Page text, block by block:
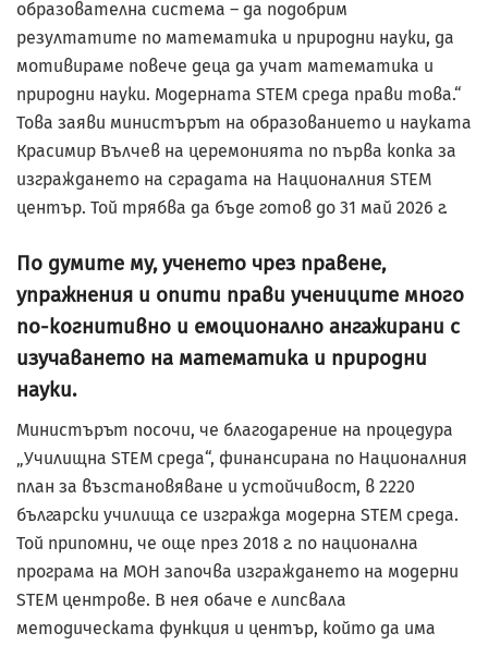
образователна система – да подобрим
резултатите по математика и природни науки, да
мотивираме повече деца да учат математика и
природни науки. Модерната STEM среда прави това.“
Това заяви министърът на образованието и науката
Красимир Вълчев на церемонията по първа копка за
изграждането на сградата на Националния STEM
център. Той трябва да бъде готов до 31 май 2026 г.
По думите му, ученето чрез правене,
упражнения и опити прави учениците много
по-когнитивно и емоционално ангажирани с
изучаването на математика и природни
науки.
Министърът посочи, че благодарение на процедура
„Училищна STEM среда“, финансирана по Националния
план за възстановяване и устойчивост, в 2220
български училища се изгражда модерна STEM среда.
Той припомни, че още през 2018 г. по национална
програма на МОН започва изграждането на модерни
STEM центрове. В нея обаче е липсвала
методическата функция и център, който да има